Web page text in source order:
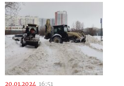
20.01.2024 16:51